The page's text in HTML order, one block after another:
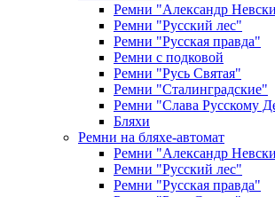
Ремни "Александр
Ремни "Русский лес"
Ремни "Русская правда"
Ремни с подковой
Ремни "Русь Святая"
Ремни "Сталинградские"
Ремни "Слава Русскому
Бляхи
Ремни на бляхе-автомат
Ремни "Александр
Ремни "Русский лес"
Ремни "Русская правда"